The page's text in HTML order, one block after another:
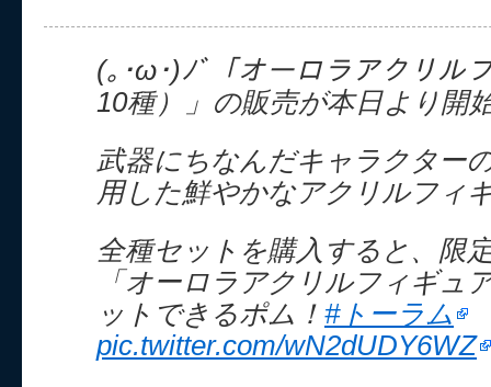
(｡･ω･)ﾉﾞ「オーロラアクリル
10種）」の販売が本日より開
武器にちなんだキャラクター
用した鮮やかなアクリルフィ
全種セットを購入すると、限
「オーロラアクリルフィギュ
ットできるポム！ #トーラム
pic.twitter.com/wN2dUDY6WZ